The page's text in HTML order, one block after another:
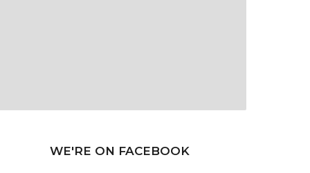
WE'RE ON FACEBOOK